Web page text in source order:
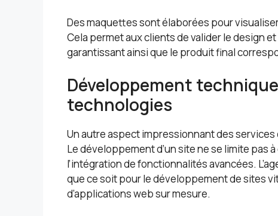
Des maquettes sont élaborées pour
Cela permet aux clients de valider le design
garantissant ainsi que le produit final
Développement
technologies
Un autre aspect impressionnant des
Le développement d’un site ne se limite pas
l’intégration de fonctionnalités avancées.
que ce soit pour le développement de sites
d’applications web sur mesure.